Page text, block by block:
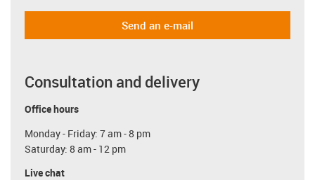
Send an e-mail
Consultation and delivery
Office hours
Monday - Friday: 7 am - 8 pm
Saturday: 8 am - 12 pm
Live chat